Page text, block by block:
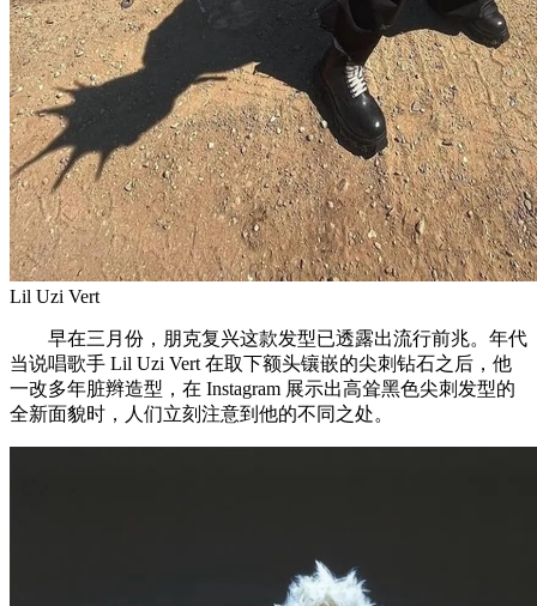
Lil Uzi Vert
早在三月份，朋克复兴这款发型已透露出流行前兆。年代
当说唱歌手 Lil Uzi Vert 在取下额头镶嵌的尖刺钻石之后，他
一改多年脏辫造型，在 Instagram 展示出高耸黑色尖刺发型的
全新面貌时，人们立刻注意到他的不同之处。